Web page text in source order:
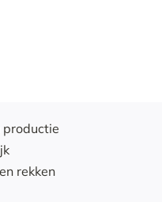
productie
rekken